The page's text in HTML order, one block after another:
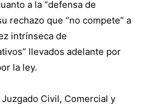
a la “defensa de
rechazo que “no compete” a
intrínseca de
llevados adelante por
la ley.
Civil, Comercial y